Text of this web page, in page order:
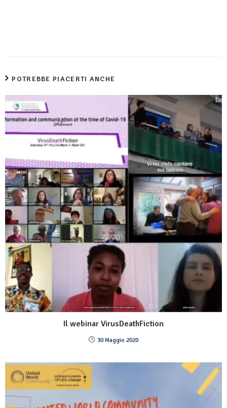
POTREBBE PIACERTI ANCHE
Il webinar VirusDeathFiction
30 Maggio 2020